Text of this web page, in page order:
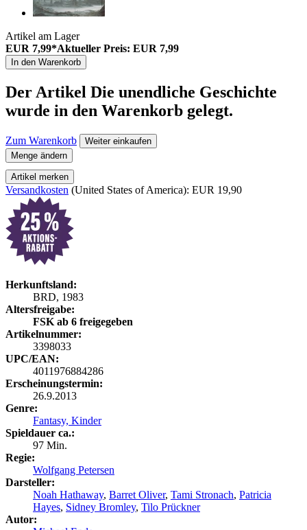
Artikel am Lager
EUR 7,99*Aktueller Preis: EUR 7,99
In den Warenkorb
Der Artikel Die unendliche Geschichte
wurde in den Warenkorb gelegt.
Zum Warenkorb
Weiter einkaufen
Menge ändern
Artikel merken
Versandkosten (United States of America): EUR 19,90
Herkunftsland:
BRD, 1983
Altersfreigabe:
FSK ab 6 freigegeben
Artikelnummer:
3398033
UPC/EAN:
4011976884286
Erscheinungstermin:
26.9.2013
Genre:
Fantasy, Kinder
Spieldauer ca.:
97 Min.
Regie:
Wolfgang Petersen
Darsteller:
Noah Hathaway, Barret Oliver, Tami Stronach, Patricia
Hayes, Sidney Bromley, Tilo Prückner
Autor: